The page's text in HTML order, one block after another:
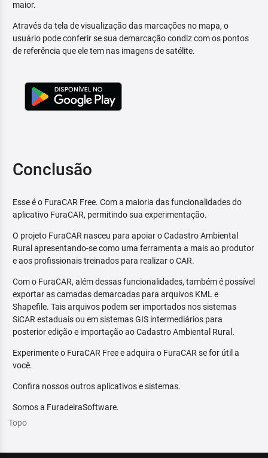
maior.
Através da tela de visualização das marcações no mapa, o
usuário pode conferir se sua demarcação condiz com os pontos
de referência que ele tem nas imagens de satélite.
Conclusão
Esse é o FuraCAR Free. Com a maioria das funcionalidades do
aplicativo FuraCAR, permitindo sua experimentação.
O projeto FuraCAR nasceu para apoiar o Cadastro Ambiental
Rural apresentando-se como uma ferramenta a mais ao produtor
e aos profissionais treinados para realizar o CAR.
Com o FuraCAR, além dessas funcionalidades, também é possível
exportar as camadas demarcadas para arquivos KML e
Shapefile. Tais arquivos podem ser importados nos sistemas
SiCAR estaduais ou em sistemas GIS intermediários para
posterior edição e importação ao Cadastro Ambiental Rural.
Experimente o FuraCAR Free e adquira o FuraCAR se for útil a
você.
Confira nossos outros aplicativos e sistemas.
Somos a FuradeiraSoftware.
Topo